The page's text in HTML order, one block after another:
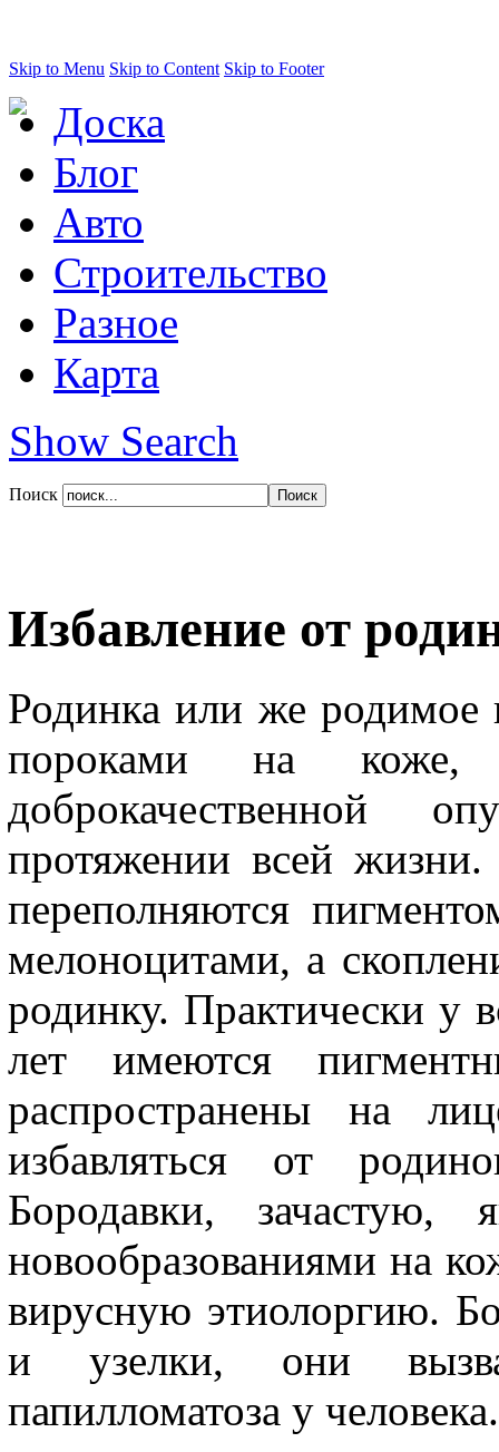
Skip to Menu Skip to Content Skip to Footer
Доска
Блог
Авто
Строительство
Разное
Карта
Show Search
Поиск
Избавление от
Родинка или же родимое
пороками на
доброкачественной
протяжении всей
переполняются
мелоноцитами, а
родинку. Практически у
лет имеются
распространены на
избавляться от
Бородавки, зачастую,
новообразованиями на
вирусную этиолоргию.
и узелки, они
папилломатоза у человека.